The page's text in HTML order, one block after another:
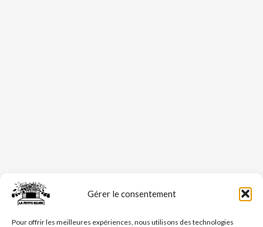
Gérer le consentement
Pour offrir les meilleures expériences, nous utilisons des technologies